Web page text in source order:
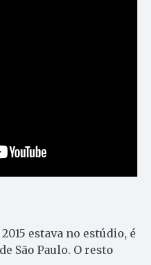
estava no estúdio, é
São Paulo. O resto